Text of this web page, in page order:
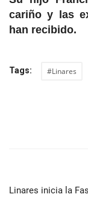
cariño y las
han recibido.
Tags: #Linares
Linares inicia la